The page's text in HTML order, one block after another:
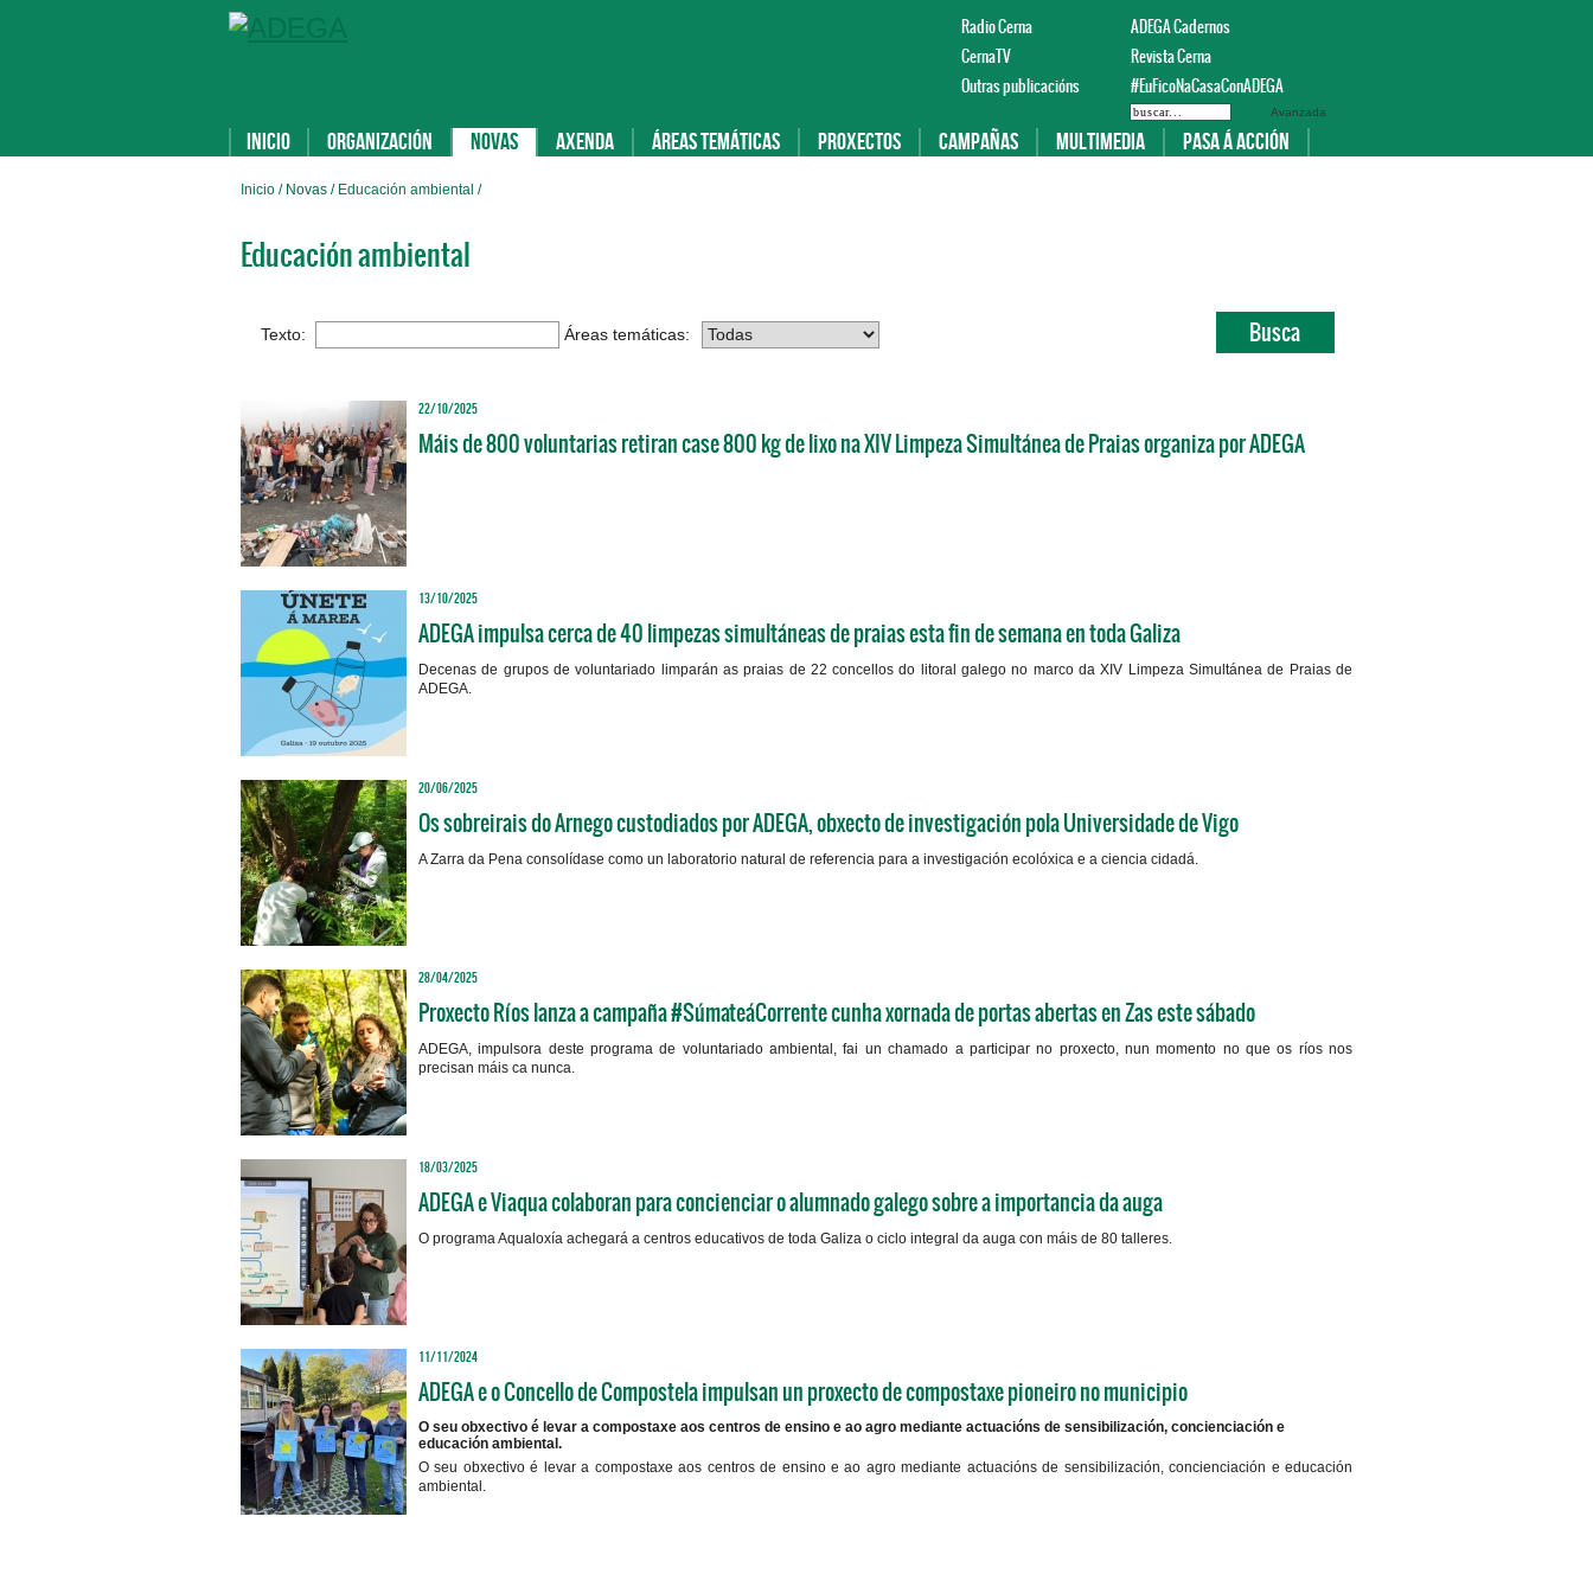
Radio Cerna
ADEGA Cadernos
CernaTV
Revista Cerna
Outras publicacións
#EuFicoNaCasaConADEGA
Avanzada
Inicio Organización Novas Axenda Áreas temáticas Proxectos Campañas Multimedia Pasa á acción
Inicio / Novas / Educación ambiental /
Educación ambiental
Texto: Áreas temáticas:
22/10/2025
Máis de 800 voluntarias retiran case 800 kg de lixo na XIV Limpeza Simultánea de Praias organiza por ADEGA
13/10/2025
ADEGA impulsa cerca de 40 limpezas simultáneas de praias esta fin de semana en toda Galiza
Decenas de grupos de voluntariado limparán as praias de 22 concellos do litoral galego no marco da XIV Limpeza Simultánea de Praias de
ADEGA.
20/06/2025
Os sobreirais do Arnego custodiados por ADEGA, obxecto de investigación pola Universidade de Vigo
A Zarra da Pena consolídase como un laboratorio natural de referencia para a investigación ecolóxica e a ciencia cidadá.
28/04/2025
Proxecto Ríos lanza a campaña #SúmateáCorrente cunha xornada de portas abertas en Zas este sábado
ADEGA, impulsora deste programa de voluntariado ambiental, fai un chamado a participar no proxecto, nun momento no que os ríos nos
precisan máis ca nunca.
18/03/2025
ADEGA e Viaqua colaboran para concienciar o alumnado galego sobre a importancia da auga
O programa Aqualoxía achegará a centros educativos de toda Galiza o ciclo integral da auga con máis de 80 talleres.
11/11/2024
ADEGA e o Concello de Compostela impulsan un proxecto de compostaxe pioneiro no municipio
O seu obxectivo é levar a compostaxe aos centros de ensino e ao agro mediante actuacións de sensibilización, concienciación e
educación ambiental.
O seu obxectivo é levar a compostaxe aos centros de ensino e ao agro mediante actuacións de sensibilización, concienciación e educación
ambiental.